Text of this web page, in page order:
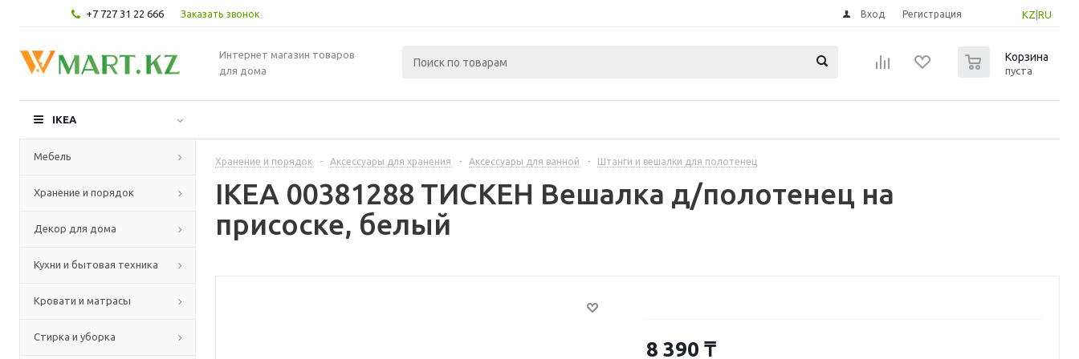
+7 727 31 22 666 Заказать звонок KZ RU
Вход Регистрация
Интернет магазин товаров
для дома
Корзина
пуста
IKEA
Мебель
Хранение и порядок
Декор для дома
Кухни и бытовая техника
Кровати и матрасы
Стирка и уборка
Хранение и порядок - Аксессуары для хранения - Аксессуары для ванной - Штанги и вешалки для полотенец
IKEA 00381288 ТИСКЕН Вешалка д/полотенец на
присоске, белый
8 390 ₸